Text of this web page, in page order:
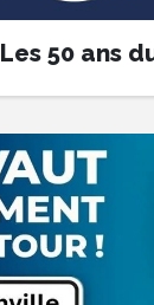
Les 50 ans